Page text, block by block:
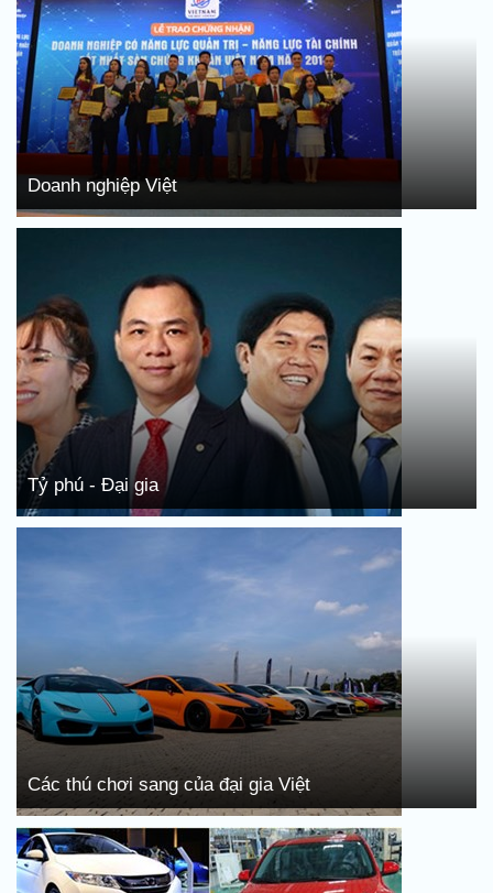
Doanh nghiệp Việt
Tỷ phú - Đại gia
Các thú chơi sang của đại gia Việt